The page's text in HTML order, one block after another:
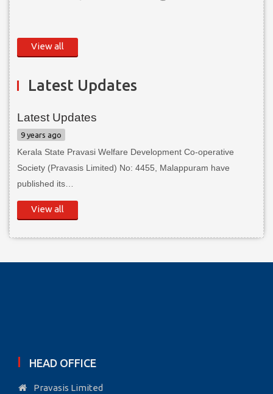
View all
Latest Updates
Latest Updates
9 years ago
Kerala State Pravasi Welfare Development Co-operative
Society (Pravasis Limited) No: 4455, Malappuram have
published its…
View all
HEAD OFFICE
Pravasis Limited